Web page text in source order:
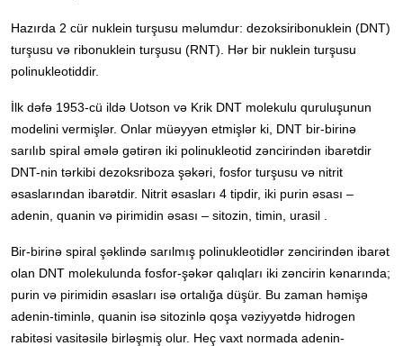
Hazırda 2 cür nuklein turşusu məlumdur: dezoksiribonuklein (DNT)
turşusu və ribonuklein turşusu (RNT). Hər bir nuklein turşusu
polinukleotiddir.
İlk dəfə 1953-cü ildə Uotson və Krik DNT molekulu quruluşunun
modelini vermişlər. Onlar müəyyən etmişlər ki, DNT bir-birinə
sarılıb spiral əmələ gətirən iki polinukleotid zəncirindən ibarətdir
DNT-nin tərkibi dezoksriboza şəkəri, fosfor turşusu və nitrit
əsaslarından ibarətdir. Nitrit əsasları 4 tipdir, iki purin əsası –
adenin, quanin və pirimidin əsası – sitozin, timin, urasil .
Bir-birinə spiral şəklində sarılmış polinukleotidlər zəncirindən ibarət
olan DNT molekulunda fosfor-şəkər qalıqları iki zəncirin kənarında;
purin və pirimidin əsasları isə ortalığa düşür. Bu zaman həmişə
adenin-timinlə, quanin isə sitozinlə qoşa vəziyyətdə hidrogen
rabitəsi vasitəsilə birləşmiş olur. Heç vaxt normada adenin-